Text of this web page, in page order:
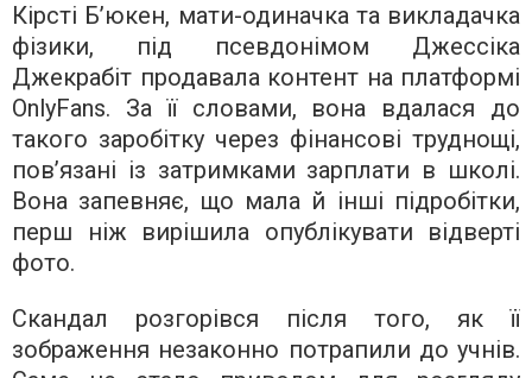
Кірсті Б’юкен, мати-одиначка та викладачка
фізики, під псевдонімом Джессіка
Джекрабіт продавала контент на платформі
OnlyFans. За її словами, вона вдалася до
такого заробітку через фінансові труднощі,
пов’язані із затримками зарплати в школі.
Вона запевняє, що мала й інші підробітки,
перш ніж вирішила опублікувати відверті
фото.
Скандал розгорівся після того, як її
зображення незаконно потрапили до учнів.